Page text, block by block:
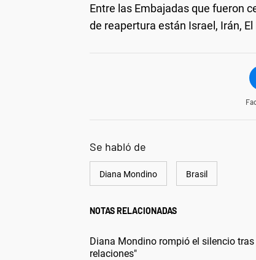
Entre las Embajadas que fueron
de reapertura están Israel, Irán, El
Se habló de
Diana Mondino Brasil
NOTAS RELACIONADAS
Diana Mondino rompió el silencio
relaciones"